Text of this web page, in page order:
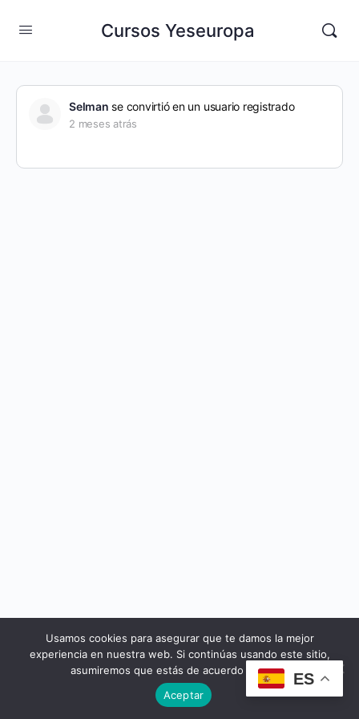
Cursos Yeseuropa
Selman se convirtió en un usuario registrado
2 meses atrás
© 2026 - Cursos Yeseuropa
ES
Usamos cookies para asegurar que te damos la mejor
experiencia en nuestra web. Si continúas usando este sitio,
asumiremos que estás de acuerdo con ello.
Aceptar